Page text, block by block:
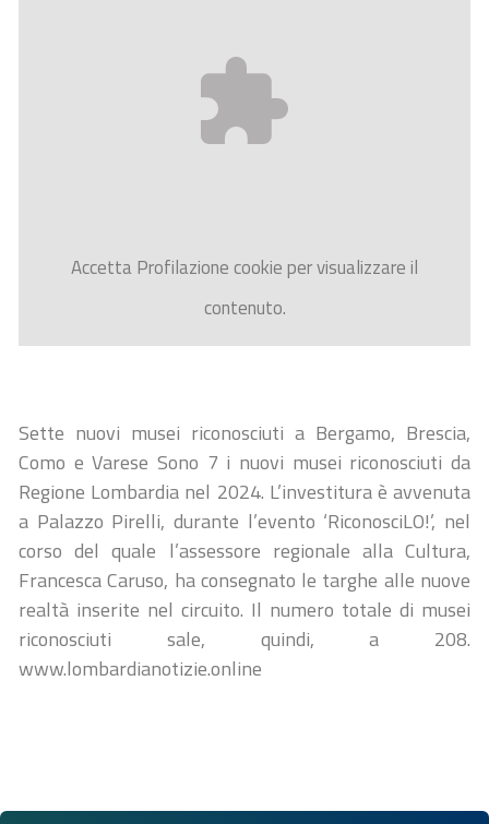
AccettaProfilazionecookie per visualizzare il
contenuto.
Sette nuovi musei riconosciuti a Bergamo, Brescia,
Como e Varese Sono 7 i nuovi musei riconosciuti da
Regione Lombardia nel 2024. L’investitura è avvenuta
a Palazzo Pirelli, durante l’evento ‘RiconosciLO!’, nel
corso del quale l’assessore regionale alla Cultura,
Francesca Caruso, ha consegnato le targhe alle nuove
realtà inserite nel circuito. Il numero totale di musei
riconosciuti sale, quindi, a 208.
www.lombardianotizie.online